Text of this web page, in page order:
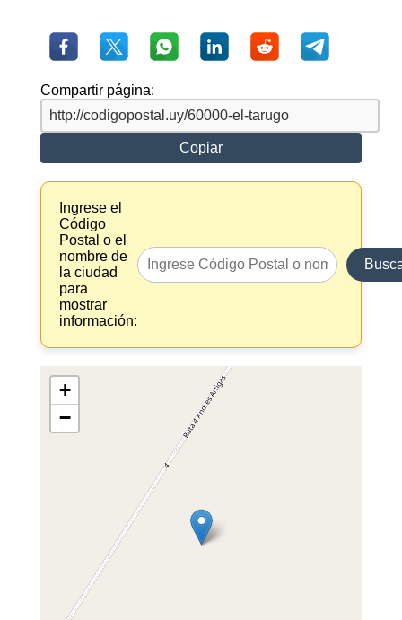
Compartir página:
Copiar
Ingrese el
Código
Postal o el
nombre de
la ciudad
para
mostrar
información:
+
−